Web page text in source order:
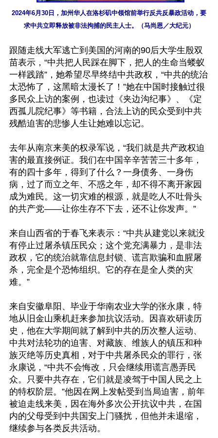
2024年6月30日，加州华人在洛杉矶中领馆前举行反共反暴政活动，要
求中共立即释放被非法拘捕的民主人士。（马尚恩／大纪元）
跟随走线大军逃亡到美国的河南的90后大学生殷双
苗表示，“中共把人民踩在脚下，把人的生命当蝼蚁
一样践踏”，她希望尽早终结中共政权，“中共的统治
太恐怖了，这黑暗太漫长了！”她在中国时接触过很
多民众上访的案例，也读过《夹边沟纪事》、《定
西孤儿院纪事》等书籍，合法上访的民众受到中共
残酷迫害的悲惨人生让她难以忘记。
去年从南京来美的权录军说，“我们就是共产政权迫
害的最直接例证。我们在中国辛辛苦苦三十多年，
有的四十多年，得到了什么？一身债务、一身伤
病，过了而立之年、不惑之年，却不得不离开家园
成为难民。这一切灾难的根源，就是吃人不吐骨头
的共产党——让你生存不下去，还不让你发声。”
来自山西省的于春飞来表示：“中共从建党以来就没
有停止过屠杀镇压民众；这个党充满暴力，是非法
政权，它的统治就靠信息封锁、谎言欺骗和血腥屠
杀，完全是个恐怖组织。它的存在是全人类的灾
难。”
来自安徽阜阳、毕业于华南农业大学的张永康，特
地从旧金山乘机赶来参加抗议活动。因喜欢研读历
史，他在大学期间就了解到中共的历次整人运动、
中共对法轮功的迫害、对藏族、维族人的镇压和种
族灭绝等历史真相，对于中共屠杀民众的罪行，张
永康说，“中共不会悔改，只会继续用谎言愚弄民
众。只要中共存在，它们就是凌驾于中国人民之上
的特权阶层。”他因在网上发帖受到当局迫害，前年
被迫走线来美，因在海外多次公开抗议中共，在国
内的父母受到中共国安上门骚扰，但他并未退缩，
继续参与各类反共活动。